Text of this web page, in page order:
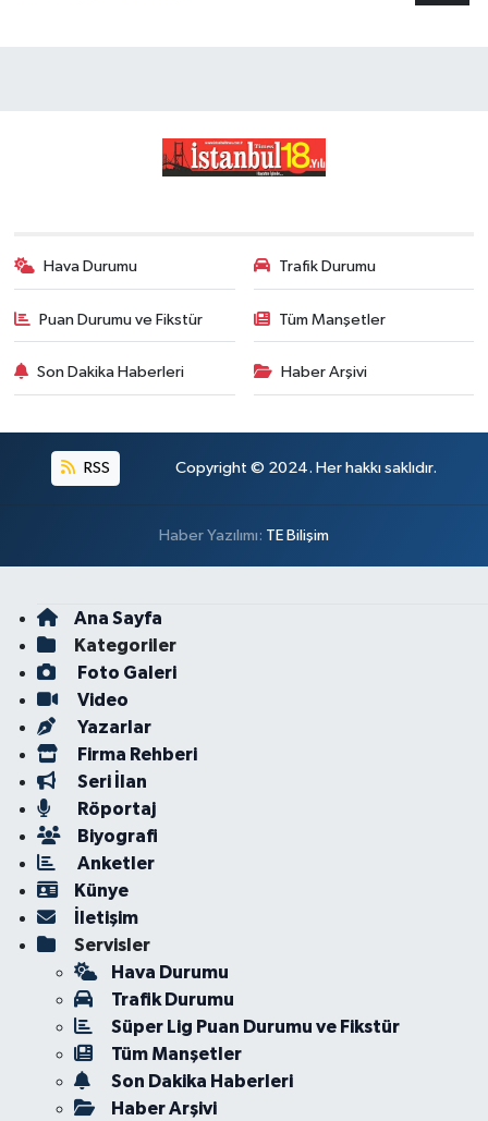
Hava Durumu Trafik Durumu
Puan Durumu ve Fikstür Tüm Manşetler
Son Dakika Haberleri Haber Arşivi
RSS Copyright © 2024. Her hakkı saklıdır.
Haber Yazılımı: TE Bilişim
Ana Sayfa
Kategoriler
Foto Galeri
Video
Yazarlar
Firma Rehberi
Seri İlan
Röportaj
Biyografi
Anketler
Künye
İletişim
Servisler
Hava Durumu
Trafik Durumu
Süper Lig Puan Durumu ve Fikstür
Tüm Manşetler
Son Dakika Haberleri
Haber Arşivi